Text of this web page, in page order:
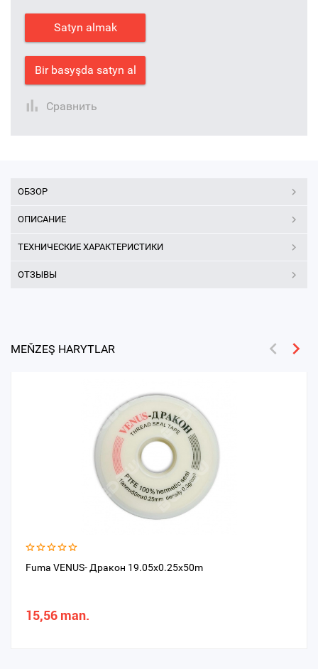
Satyn almak
Bir basyşda satyn al
Сравнить
ОБЗОР
ОПИСАНИЕ
ТЕХНИЧЕСКИЕ ХАРАКТЕРИСТИКИ
ОТЗЫВЫ
MEŇZEŞ HARYTLAR
Fuma VENUS- Дрaкон 19.05x0.25x50m
15,56 man.